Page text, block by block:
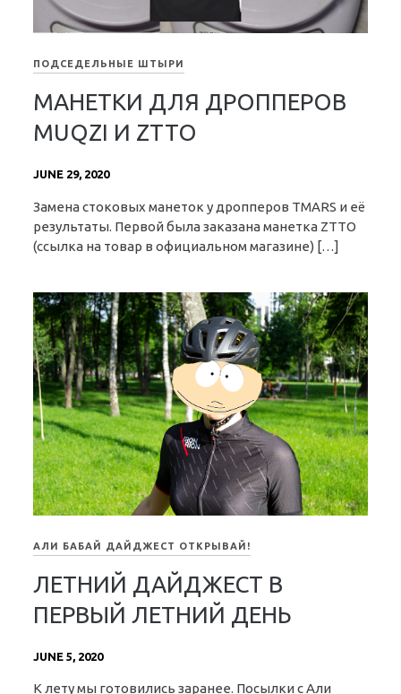
ПОДСЕДЕЛЬНЫЕ ШТЫРИ
МАНЕТКИ ДЛЯ ДРОППЕРОВ
MUQZI И ZTTO
JUNE 29, 2020
Замена стоковых манеток у дропперов TMARS и её
результаты. Первой была заказана манетка ZTTO
(ссылка на товар в официальном магазине) […]
АЛИ БАБАЙ ДАЙДЖЕСТ ОТКРЫВАЙ!
ЛЕТНИЙ ДАЙДЖЕСТ В
ПЕРВЫЙ ЛЕТНИЙ ДЕНЬ
JUNE 5, 2020
К лету мы готовились заранее. Посылки с Али